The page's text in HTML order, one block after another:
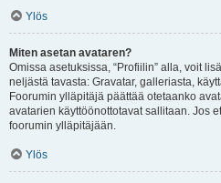
Ylös
Miten asetan avataren?
Omissa asetuksissa, “Profiilin” alla, voit
neljästä tavasta: Gravatar, galleriasta,
Foorumin ylläpitäjä päättää otetaanko
avatarien käyttöönottotavat sallitaan. Jos
foorumin ylläpitäjään.
Ylös